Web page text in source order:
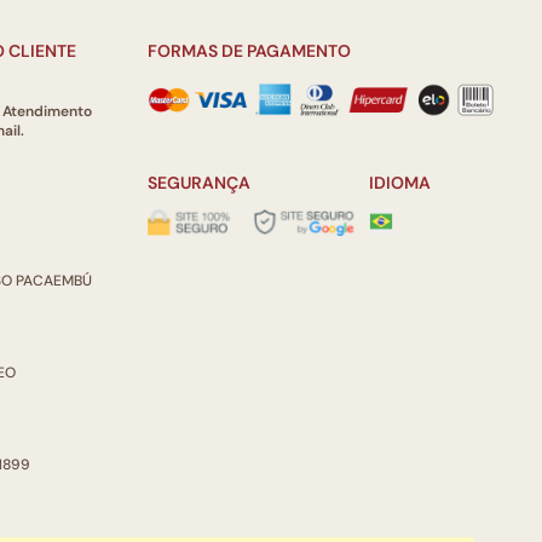
CLIENTE
Atendimento
PACAEMBÚ
FORMAS DE PAGAMENTO
SEGURANÇA IDIOMA